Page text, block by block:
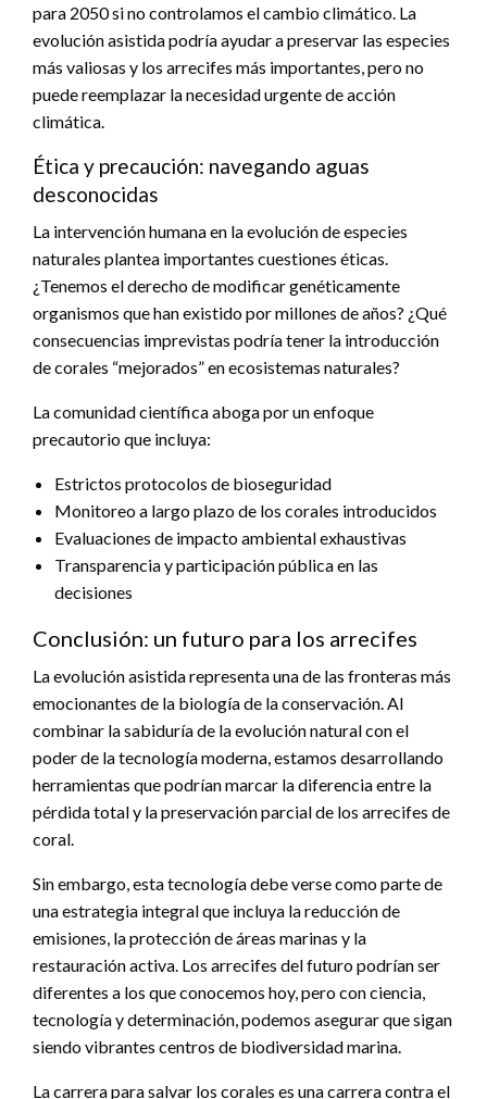
para 2050 si no controlamos el cambio climático. La
evolución asistida podría ayudar a preservar las especies
más valiosas y los arrecifes más importantes, pero no
puede reemplazar la necesidad urgente de acción
climática.
Ética y precaución: navegando aguas
desconocidas
La intervención humana en la evolución de especies
naturales plantea importantes cuestiones éticas.
¿Tenemos el derecho de modificar genéticamente
organismos que han existido por millones de años? ¿Qué
consecuencias imprevistas podría tener la introducción
de corales “mejorados” en ecosistemas naturales?
La comunidad científica aboga por un enfoque
precautorio que incluya:
Estrictos protocolos de bioseguridad
Monitoreo a largo plazo de los corales introducidos
Evaluaciones de impacto ambiental exhaustivas
Transparencia y participación pública en las
decisiones
Conclusión: un futuro para los arrecifes
La evolución asistida representa una de las fronteras más
emocionantes de la biología de la conservación. Al
combinar la sabiduría de la evolución natural con el
poder de la tecnología moderna, estamos desarrollando
herramientas que podrían marcar la diferencia entre la
pérdida total y la preservación parcial de los arrecifes de
coral.
Sin embargo, esta tecnología debe verse como parte de
una estrategia integral que incluya la reducción de
emisiones, la protección de áreas marinas y la
restauración activa. Los arrecifes del futuro podrían ser
diferentes a los que conocemos hoy, pero con ciencia,
tecnología y determinación, podemos asegurar que sigan
siendo vibrantes centros de biodiversidad marina.
La carrera para salvar los corales es una carrera contra el